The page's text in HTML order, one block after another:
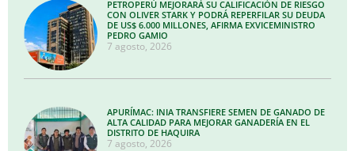
PETROPERÚ MEJORARÁ SU CALIFICACIÓN DE RIESGO
CON OLIVER STARK Y PODRÁ REPERFILAR SU DEUDA
DE US$ 6.000 MILLONES, AFIRMA EXVICEMINISTRO
PEDRO GAMIO
7 agosto, 2026
APURÍMAC: INIA TRANSFIERE SEMEN DE GANADO DE
ALTA CALIDAD PARA MEJORAR GANADERÍA EN EL
DISTRITO DE HAQUIRA
7 agosto, 2026